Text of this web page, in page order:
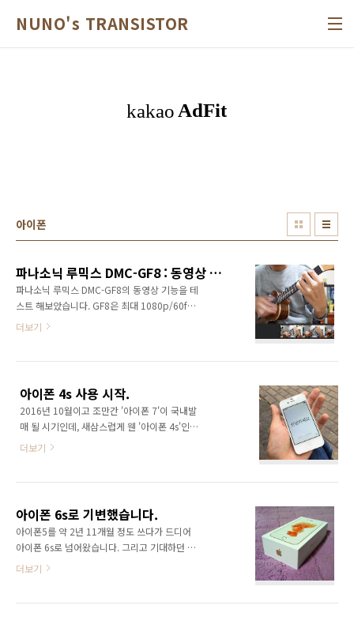
NUNO's TRANSISTOR
아이폰
파나소닉 루믹스 DMC-GF8 : 동영상 테스트
파나소닉 루믹스 DMC-GF8의 동영상 기능을 테
스트 해보았습니다. GF8은 최대 1080p/60fps
까지 촬영할 수 있고, MP4 또는 AVCHD 형식으
중 Wi-Fi 기능을 많이 쓰시는 분이라면 아시겠지
만, AVCHD 형식으로 촬영한 영상은 Wi-Fi로 스
마트폰에 전송할 수 없으니 참고하시기 바랍니
다. 1. 사진과 동일한 방법으로 동영상을 스마트
에 영상이 잘 전송되었는지 확인합니다. 3. 스마
니다. (편집, 공유 등) ..
더보기
아이폰 4s 사용 시작.
2016년 10월이고 조만간 '아이폰 7'이 국내발
매 될 시기인데, 새삼스럽게 웬 '아이폰 4s'인
지... 서브 폰으로 사용하고 있던 옵티머스 LTE3
기도 해서 한 번 바꿔 보았습니다. 그리고, 아이
폰 3GS 이후 나온 아이폰의 디자인 중에 4/4s
디자인만 써 본 적이 없습니다. 아이폰이 가장 많
이 알려지며 전세계적으로 인기를 얻기 시작할
3GS를 쓰고 있었고, 애매한 시기에 구입했기에
더보기
아이폰 6s로 기변했습니다.
아이폰5를 약 2년 11개월 정도 쓰다가 드디어
아이폰 6s로 넘어왔습니다. 그리고 기대하던 새
로운 색상- 로즈골드.아이폰5는 32GB 모델이
더보기